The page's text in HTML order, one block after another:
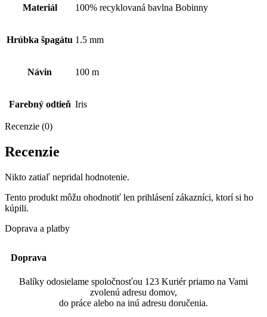
Materiál 100% recyklovaná bavlna Bobinny
Hrúbka špagátu 1.5 mm
Návin 100 m
Farebný odtieň Iris
Recenzie (0)
Recenzie
Nikto zatiaľ nepridal hodnotenie.
Tento produkt môžu ohodnotiť len prihlásení zákazníci, ktorí si ho
kúpili.
Doprava a platby
Doprava
Balíky odosielame spoločnosťou 123 Kuriér priamo na Vami
zvolenú adresu domov,
do práce alebo na inú adresu doručenia.